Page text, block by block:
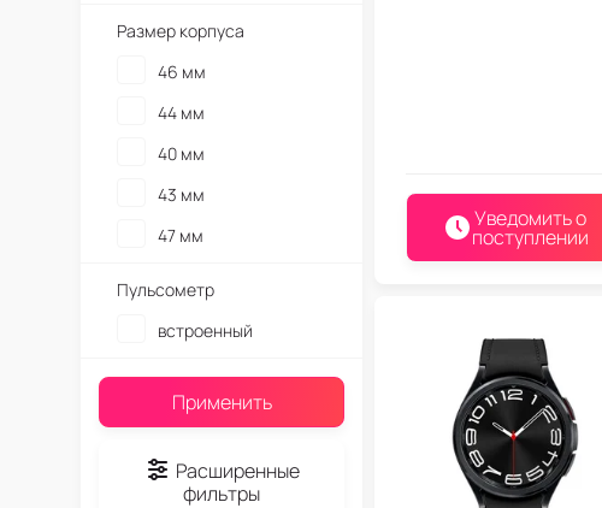
Уведомить о
поступлении
Размер корпуса
46 мм
44 мм
40 мм
43 мм
47 мм
Пульсометр
встроенный
Применить
Расширенные
фильтры